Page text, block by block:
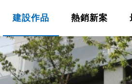
建設作品 熱銷新案